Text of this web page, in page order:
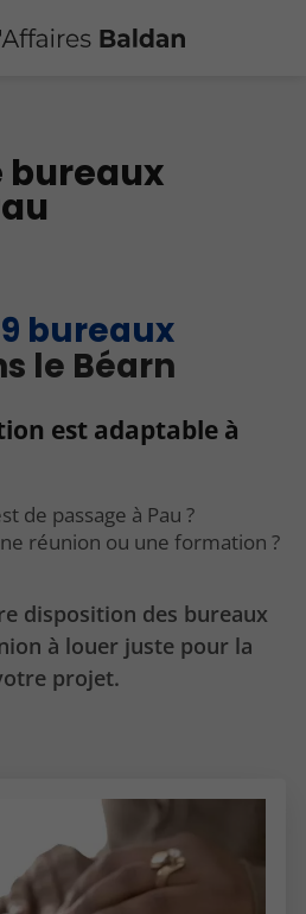
bureaux
bureaux
le Béarn
est adaptable à
de passage à Pau ?
réunion ou une formation ?
disposition des bureaux
à louer juste pour la
projet.